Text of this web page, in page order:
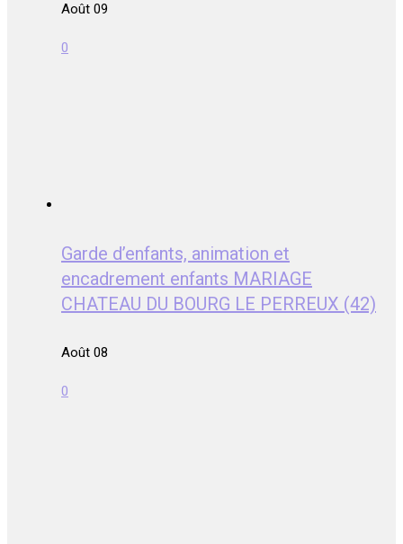
Août 09
0
Garde d’enfants, animation et
encadrement enfants MARIAGE
CHATEAU DU BOURG LE PERREUX (42)
Août 08
0